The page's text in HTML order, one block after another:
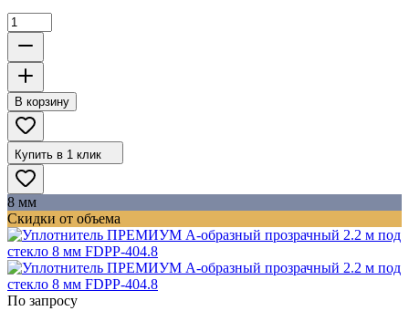
В корзину
Купить в 1 клик
8 мм
Скидки от объема
По запросу